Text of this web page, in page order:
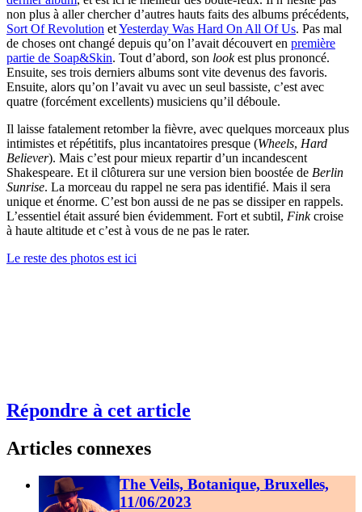
non plus à aller chercher d’autres hauts faits des albums précédents,
Sort Of Revolution etYesterday Was Hard On All Of Us. Pas mal
de choses ont changé depuis qu’on l’avait découvert en première
partie de Soap&Skin. Tout d’abord, son lookest plus prononcé.
Ensuite, ses trois derniers albums sont vite devenus des favoris.
Ensuite, alors qu’on l’avait vu avec un seul bassiste, c’est avec
quatre (forcément excellents) musiciens qu’il déboule.
Il laisse fatalement retomber la fièvre, avec quelques morceaux plus
intimistes et répétitifs, plus incantatoires presque (Wheels, Hard
Believer). Mais c’est pour mieux repartir d’un incandescent
Shakespeare. Et il clôturera sur une version bien boostée de Berlin
Sunrise. La morceau du rappel ne sera pas identifié. Mais il sera
unique et énorme. C’est bon aussi de ne pas se dissiper en rappels.
L’essentiel était assuré bien évidemment. Fort et subtil, Finkcroise
à haute altitude et c’est à vous de ne pas le rater.
Le reste des photos est ici
Répondre à cet article
Articles connexes
The Veils, Botanique, Bruxelles,
11/06/2023